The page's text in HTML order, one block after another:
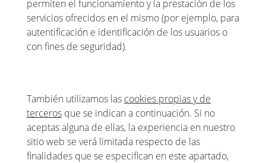
permiten el funcionamiento y la prestación de los
servicios ofrecidos en el mismo (por ejemplo, para
autentificación e identificación de los usuarios o
con fines de seguridad).
También utilizamos las cookies propias y de
tercerosque se indican a continuación. Si no
aceptas alguna de ellas, la experiencia en nuestro
sitio web se verá limitada respecto de las
finalidades que se especifican en este apartado,